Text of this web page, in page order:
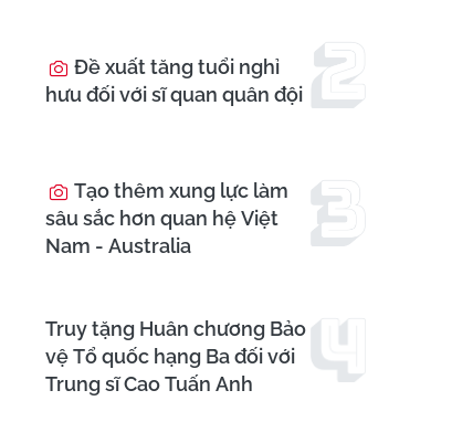
Đề xuất tăng tuổi nghỉ
hưu đối với sĩ quan quân đội
Tạo thêm xung lực làm
sâu sắc hơn quan hệ Việt
Nam - Australia
Truy tặng Huân chương Bảo
vệ Tổ quốc hạng Ba đối với
Trung sĩ Cao Tuấn Anh